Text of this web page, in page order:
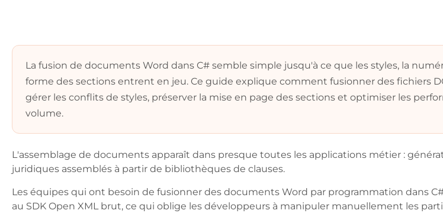
La fusion de documents Word dans C# semble simple jusqu'à ce que les styles, la
forme des sections entrent en jeu. Ce guide explique comment fusionner des fichiers
gérer les conflits de styles, préserver la mise en page des sections et optimiser les
volume.
L'assemblage de documents apparaît dans presque toutes les applications métier :
juridiques assemblés à partir de bibliothèques de clauses.
Les équipes qui ont besoin de fusionner des documents Word par programmation dans
au SDK Open XML brut, ce qui oblige les développeurs à manipuler manuellement les